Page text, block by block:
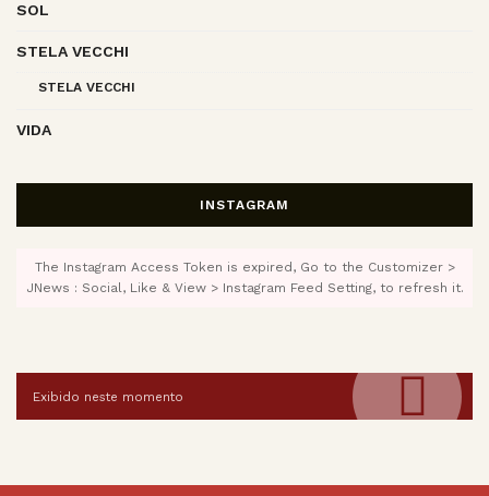
SOL
STELA VECCHI
STELA VECCHI
VIDA
INSTAGRAM
The Instagram Access Token is expired, Go to the Customizer >
JNews : Social, Like & View > Instagram Feed Setting, to refresh it.
Exibido neste momento